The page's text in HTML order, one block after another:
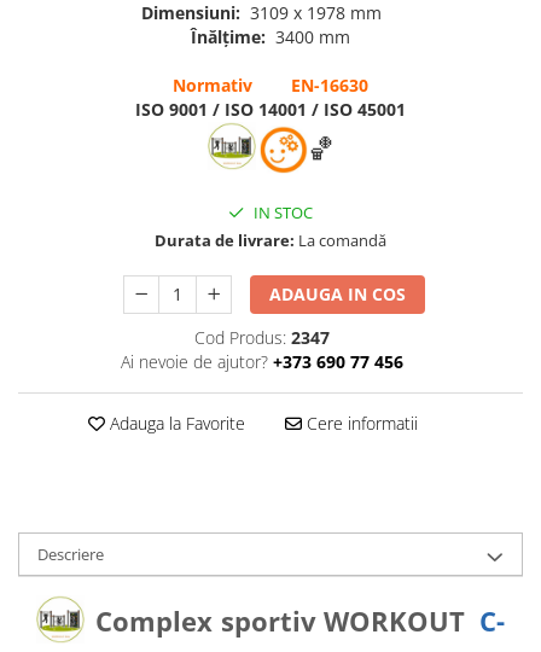
Dimensiuni: 3109 x 1978 mm
Înălțime: 3400 mm
Normativ EN-16630
ISO 9001 / ISO 14001 / ISO 45001
🏀
IN STOC
Durata de livrare: La comandă
ADAUGA IN COS
Cod Produs: 2347
Ai nevoie de ajutor? +373 690 77 456
Adauga la Favorite Cere informatii
Descriere
Complex sportiv WORKOUT C-